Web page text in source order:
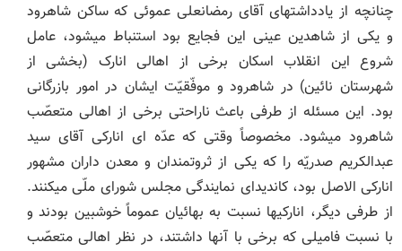
چنانچه از یادداشت‏های آقای رمضانعلی عموئی که ساکن شاهرود
و یکی از شاهدین عینی این فجایع بود استنباط می‏شود، عامل
شروع این انقلاب اسکان برخی از اهالی انارک (بخشی از
شهرستان نائین) در شاهرود و موفّقیّت ایشان در امور بازرگانی
بود. این مسئله از طرفی باعث ناراحتی برخی از اهالی متعصّب
شاهرود می‏شود. مخصوصاً وقتی که عدّه‏ ای انارکی آقای سید
عبدالکریم صدریّه را که یکی از ثروتمندان و معدن‏ داران مشهور
انارکی الاصل بود، کاندیدای نمایندگی مجلس شورای ملّی می‏کنند.
از طرفی دیگر، انارکی‏ها نسبت به بهائیان عموماً خوشبین بودند و
با نسبت فامیلی که برخی با آنها داشتند، در نظر اهالی متعصّب